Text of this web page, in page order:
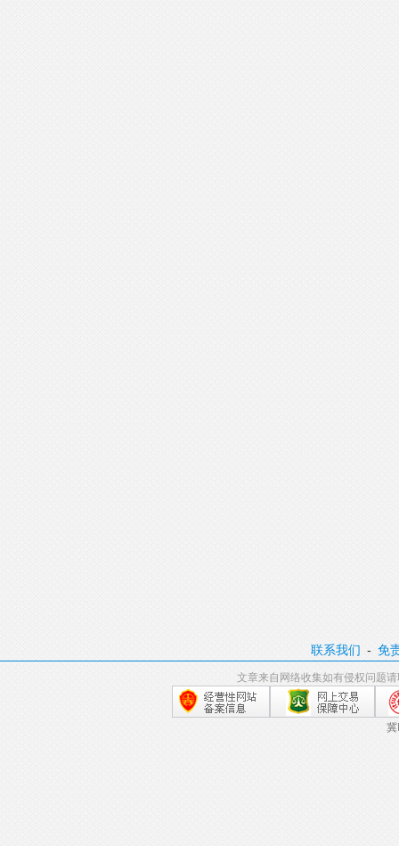
联系我们 -免
文章来自网络收集如有侵权问题